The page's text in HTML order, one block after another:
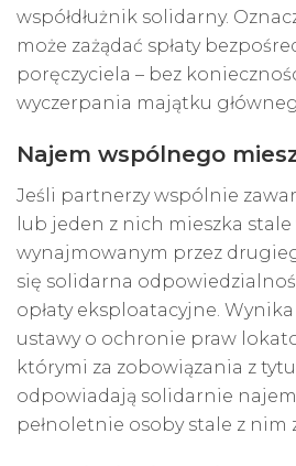
współdłużnik solidarny.
może zażądać spłaty
poręczyciela – bez
wyczerpania majątku
Najem wspólnego
Jeśli partnerzy wspólnie
lub jeden z nich mieszka
wynajmowanym przez
się solidarna
opłaty eksploatacyjne.
ustawy o ochronie praw
którymi za zobowiązania z
odpowiadają solidarnie
pełnoletnie osoby stale z nim